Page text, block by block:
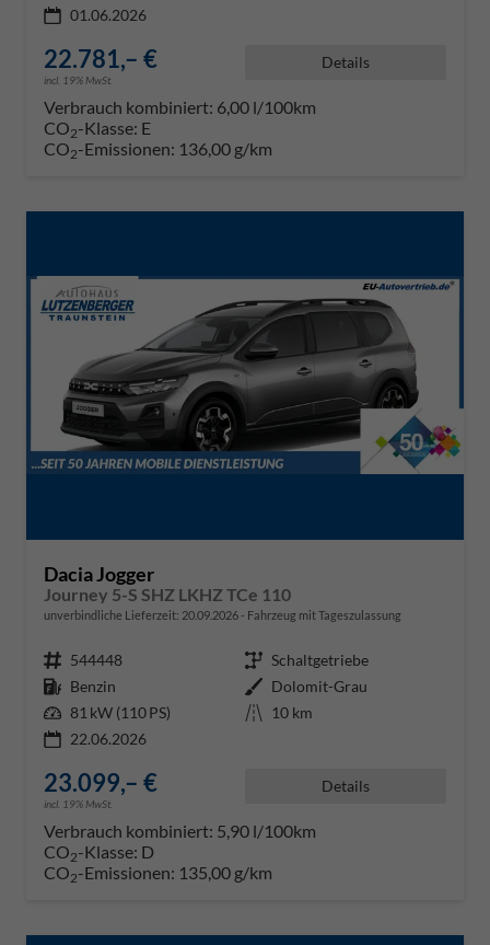
01.06.2026
22.781,– €
incl. 19% MwSt.
Details
Verbrauch kombiniert: 6,00 l/100km
CO2-Klasse: E
CO2-Emissionen: 136,00 g/km
Dacia Jogger
Journey 5-S SHZ LKHZ TCe 110
unverbindliche Lieferzeit: 20.09.2026 Fahrzeug mit Tageszulassung
Fahrzeugnr. 544448 Getriebe Schaltgetriebe
Kraftstoff Benzin Außenfarbe Dolomit-Grau
Leistung 81 kW (110 PS) Kilometerstand 10 km
22.06.2026
23.099,– €
incl. 19% MwSt.
Details
Verbrauch kombiniert: 5,90 l/100km
CO2-Klasse: D
CO2-Emissionen: 135,00 g/km